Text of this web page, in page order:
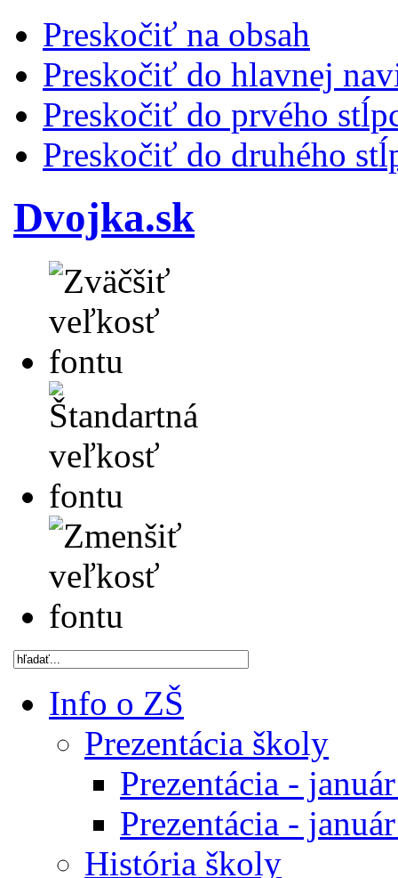
Preskočiť na obsah
Preskočiť do hlavnej
Preskočiť do prvého
Preskočiť do druhého
Dvojka.sk
Info o ZŠ
Prezentácia školy
Prezentácia -
Prezentácia -
História školy